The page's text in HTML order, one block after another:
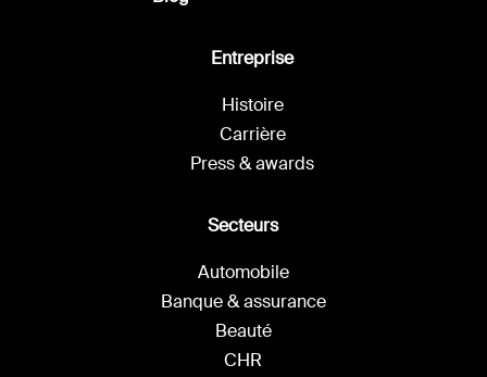
Secteurs
Automobile
Banque & assurance
Beauté
CHR
Entreprise
Histoire
Carrière
Press & awards